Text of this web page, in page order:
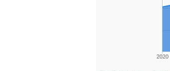
2020